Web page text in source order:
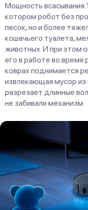
Мощность всасывания
котором робот без
песок, но и более
кошачьего туалета,
животных. И при этом
его в работе во время
коврах поднимается
извлекающая мусор из
разрезает длинные
не забивали механизм.